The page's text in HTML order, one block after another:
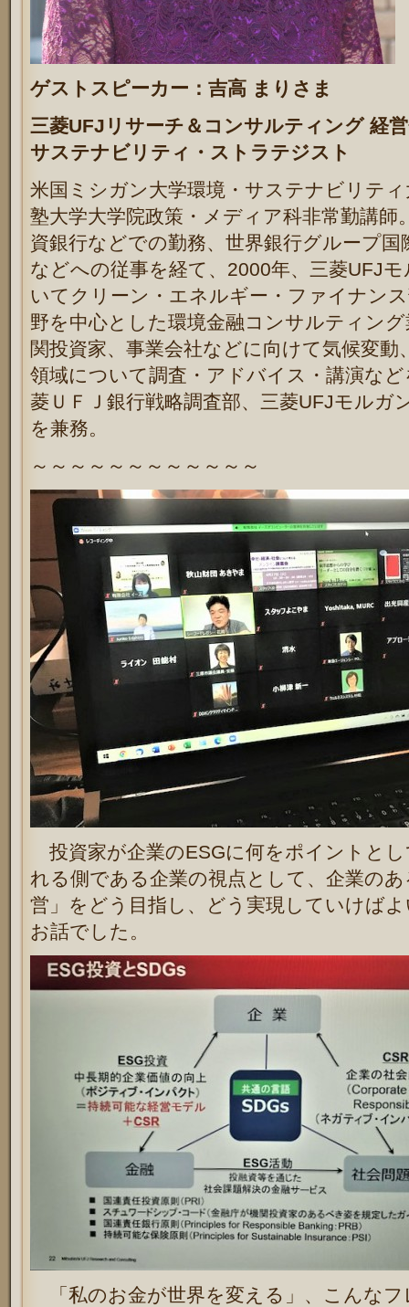
ゲストスピーカ ー ： 吉高 まり さま
三菱UFJリサーチ＆コンサルティング 経
サステナビリティ・ストラテジスト
米国ミシガン大学環境・サステナビリテ
塾大学大学院政策・メディア科非常勤講師
資銀行などでの勤務、世界銀行グループ国
などへの従事を経て、2000年、三菱UFJ
いてクリーン・エネルギー・ファイナン
野を中心とした環境金融コンサルティン
関投資家、事業会社などに向けて気候変
領域について調査・アドバイス・講演な
菱ＵＦＪ銀行戦略調査部、三菱UFJモルガ
を兼務。
～～～～～～～～～～～～
投資家が企業のESGに何をポイントと
れる側である企業の視点として、企業の
営」をどう目指し、どう実現していけば
お話でした。
「私のお金が世界を変える」、こんな